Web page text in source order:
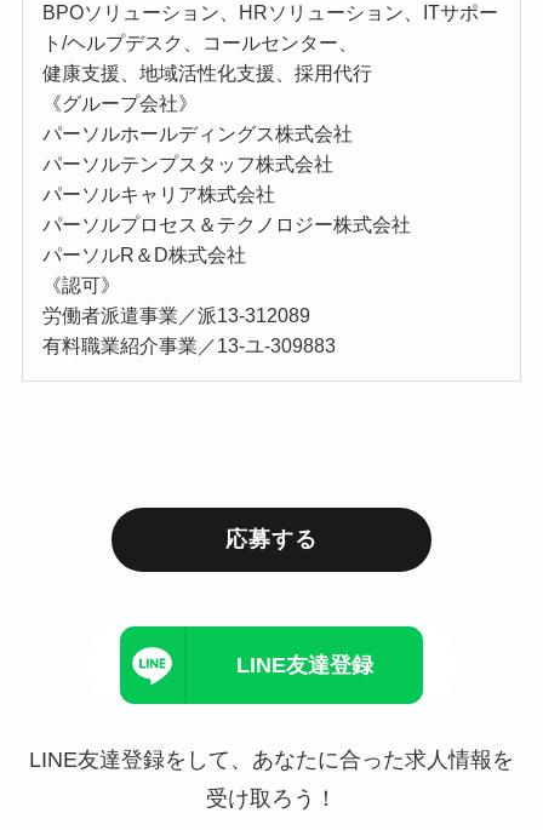
BPOソリューション、HRソリューション、ITサポー
ト/ヘルプデスク、コールセンター、
健康支援、地域活性化支援、採用代行
《グループ会社》
パーソルホールディングス株式会社
パーソルテンプスタッフ株式会社
パーソルキャリア株式会社
パーソルプロセス＆テクノロジー株式会社
パーソルR＆D株式会社
《認可》
労働者派遣事業／派13-312089
有料職業紹介事業／13-ユ-309883
応募する
LINE友達登録
LINE友達登録をして、あなたに合った求人情報を
受け取ろう！